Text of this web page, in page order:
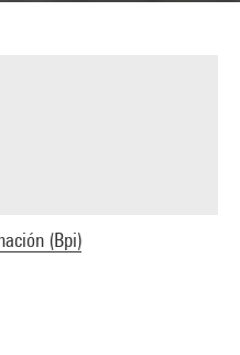
(Bpi)